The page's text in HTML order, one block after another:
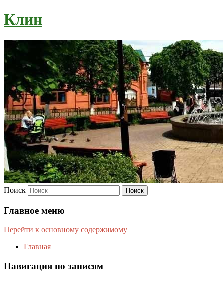
Клин
Поиск
Главное меню
Перейти к основному содержимому
Главная
Навигация по записям